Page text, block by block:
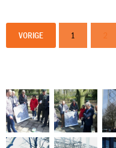
VORIGE 1 2